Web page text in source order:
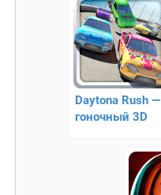
Daytona Rush —
гоночный 3D